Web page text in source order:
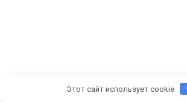
Этот сайт использует cookie